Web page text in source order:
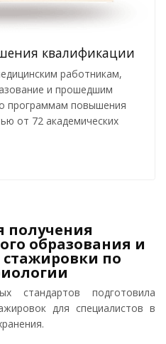
квалификации
работникам,
и прошедшим
программам повышения
от 72 академических
получения
образования и
по
стандартов подготовила
для специалистов в